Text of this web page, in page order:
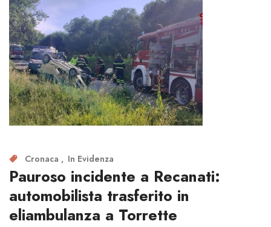
Cronaca In Evidenza
Pauroso incidente a Recanati:
automobilista trasferito in
eliambulanza a Torrette